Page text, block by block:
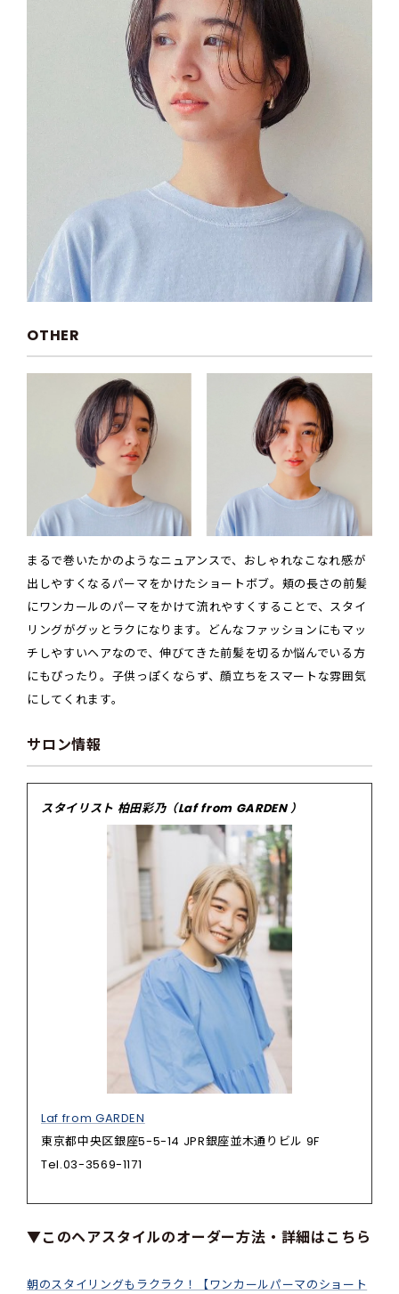
OTHER
まるで巻いたかのようなニュアンスで、おしゃれなこなれ感が
出しやすくなるパーマをかけたショートボブ。頬の長さの前髪
にワンカールのパーマをかけて流れやすくすることで、スタイ
リングがグッとラクになります。どんなファッションにもマッ
チしやすいヘアなので、伸びてきた前髪を切るか悩んでいる方
にもぴったり。子供っぽくならず、顔立ちをスマートな雰囲気
にしてくれます。
サロン情報
スタイリスト 柏田彩乃（Laf from GARDEN ）
Laf from GARDEN
東京都中央区銀座5-5-14 JPR銀座並木通りビル 9F
Tel.03-3569-1171
▼このヘアスタイルのオーダー方法・詳細はこちら
朝のスタイリングもラクラク！【ワンカールパーマのショート